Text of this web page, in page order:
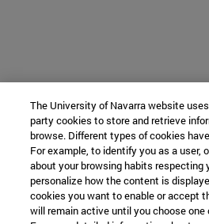
The University of Navarra website
party cookies to store and retrieve
browse. Different types of cookies
For example, to identify you as a user,
about your browsing habits respecting
personalize how the content is
cookies you want to enable or accept
will remain active until you choose